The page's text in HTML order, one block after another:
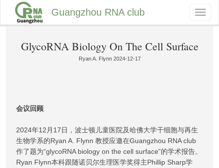
Guangzhou RNA club
GlycoRNA Biology On The Cell Surface
Ryan A. Flynn 2024-12-17
会议回顾
2024年12月17日，波士顿儿童医院及哈佛大学干细胞与再生
生物学系的Ryan A. Flynn 教授应邀在Guangzhou RNA club
作了题为“glycoRNA biology on the cell surface”的学术报告。
Ryan Flynn本科跟随诺贝尔生理医学奖得主Phillip Sharp学